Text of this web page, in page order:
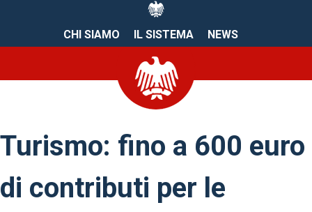
CHI SIAMO IL SISTEMA NEWS
Turismo: fino a 600 euro
di contributi per le